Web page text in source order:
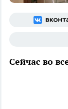
Сейчас во